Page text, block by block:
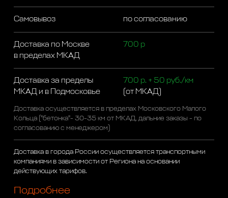
Самовывоз по согласованию
Доставка по Москве
в пределах МКАД
700 р
Доставка за пределы
МКАД и в Подмосковье
700 р. + 50 руб./км
(от МКАД)
Доставка осуществляется в пределах Московского Малого
Кольца ("бетонка"- 30-35 км от МКАД, дальние заказы - по
согласованию с менеджером)
Доставка в города России осуществляется транспортными
компаниями в зависимости от Региона на основании
действующих тарифов.
Подробнее